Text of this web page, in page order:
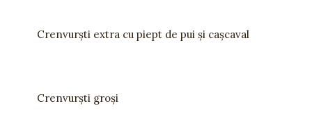
Crenvurști extra cu piept de pui și cașcaval
Crenvurști groși